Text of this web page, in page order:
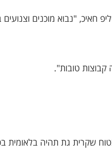
חאיכ, "נבוא מוכנים
טובות".
שקרית גת תהיה בלאומית